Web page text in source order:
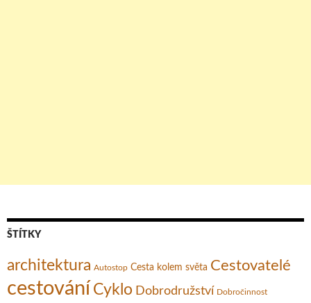
ŠTÍTKY
architektura Autostop Cesta kolem světa Cestovatelé
cestování Cyklo Dobrodružství Dobročinnost